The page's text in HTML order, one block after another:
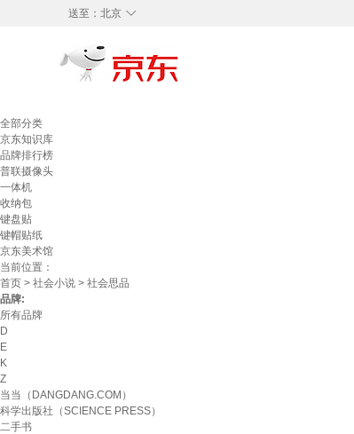
◇
送至： 北京
全部分类
京东知识库
品牌排行榜
普联摄像头
一体机
收纳包
键盘贴
键帽贴纸
京东美术馆
当前位置：
首页 > 社会小说 > 社会思品
品牌:
所有品牌
D
E
K
Z
当当（DANGDANG.COM）
科学出版社（SCIENCE PRESS）
二手书